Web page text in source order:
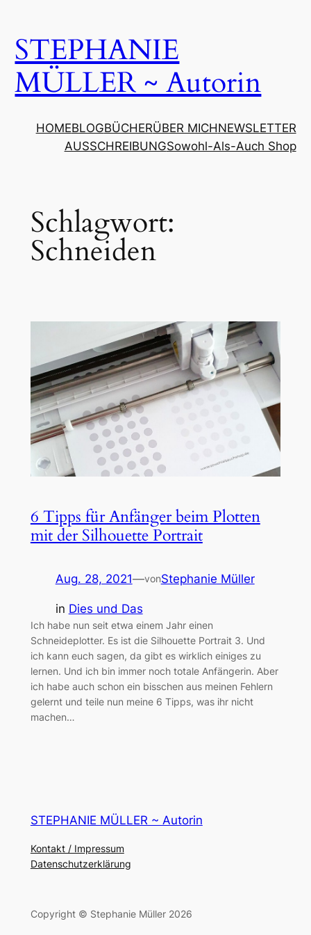
springen
STEPHANIE
MÜLLER ~ Autorin
HOMEBLOGBÜCHERÜBER MICHNEWSLETTER
AUSSCHREIBUNGSowohl-Als-Auch Shop
Schlagwort:
Schneiden
6 Tipps für Anfänger beim Plotten
mit der Silhouette Portrait
Aug. 28, 2021—vonStephanie Müller
in Dies und Das
Ich habe nun seit etwa einem Jahr einen
Schneideplotter. Es ist die Silhouette Portrait 3. Und
ich kann euch sagen, da gibt es wirklich einiges zu
lernen. Und ich bin immer noch totale Anfängerin. Aber
ich habe auch schon ein bisschen aus meinen Fehlern
gelernt und teile nun meine 6 Tipps, was ihr nicht
machen…
STEPHANIE MÜLLER ~ Autorin
Kontakt / Impressum
Datenschutzerklärung
Copyright © Stephanie Müller 2026